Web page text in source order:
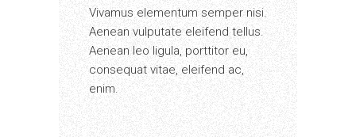
Vivamus elementum semper nisi.
Aenean vulputate eleifend tellus.
Aenean leo ligula, porttitor eu,
consequat vitae, eleifend ac,
enim.